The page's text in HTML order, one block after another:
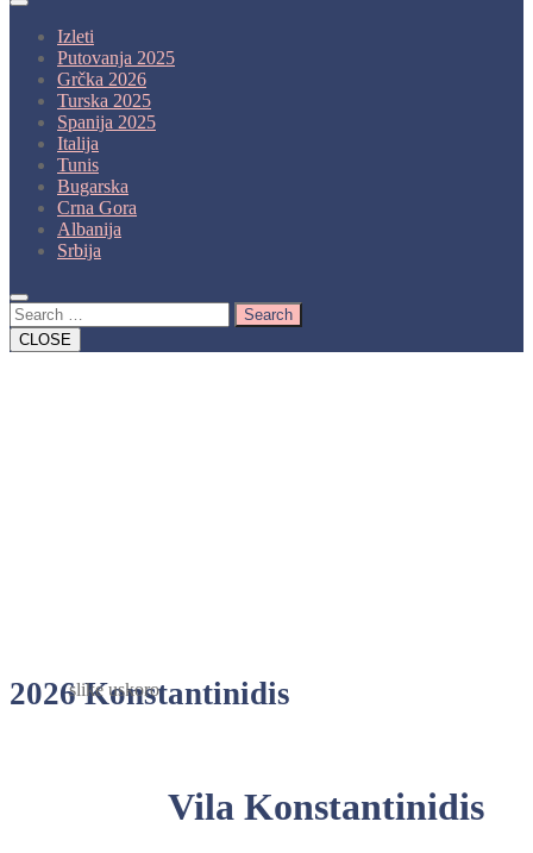
Open
ButtonIzleti
Putovanja 2025
Grčka 2026
Turska 2025
Spanija 2025
Italija
Tunis
Bugarska
Crna Gora
Albanija
Srbija
Close
Button
Search
CLOSE
2026 Konstantinidis
slike uskoro
Vila Konstantinidis